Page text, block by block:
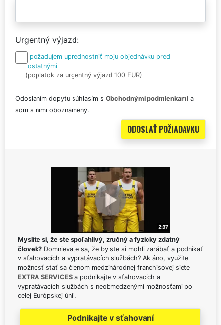
Urgentný výjazd
požadujem uprednostniť moju objednávku pred
ostatnými
(poplatok za urgentný výjazd 100 EUR)
Odoslaním dopytu súhlasím s Obchodnými podmienkami a
som s nimi oboznámený.
Myslíte si, že ste spoľahlivý, zručný a fyzicky zdatný
človek? Domnievate sa, že by ste si mohli zarábať a podnikať
v sťahovacích a vypratávacích službách? Ak áno, využite
možnosť stať sa členom medzinárodnej franchisovej siete
EXTRA SERVICES a podnikajte v sťahovacích a
vypratávacích službách s neobmedzenými možnosťami po
celej Európskej únii.
Podnikajte v sťahovaní